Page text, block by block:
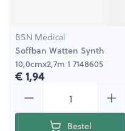
BSN Medical
Soffban Watten Synth
10,0cmx2,7m 1 7148605
€ 1,94
Bestel